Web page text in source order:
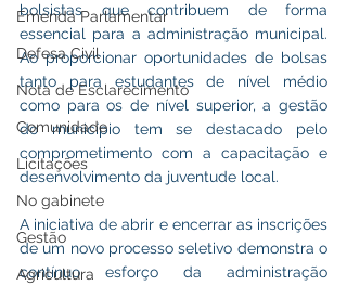
Emenda Parlamentar
Defesa Civil
Nota de Esclarecimento
Comunidade
Licitações
No gabinete
Gestão
Agricultura
bolsistas que contribuem de forma
essencial para a administração municipal.
Ao proporcionar oportunidades de bolsas
tanto para estudantes de nível médio
como para os de nível superior, a gestão
do município tem se destacado pelo
comprometimento com a capacitação e
desenvolvimento da juventude local.
A iniciativa de abrir e encerrar as inscrições
de um novo processo seletivo demonstra o
contínuo esforço da administração